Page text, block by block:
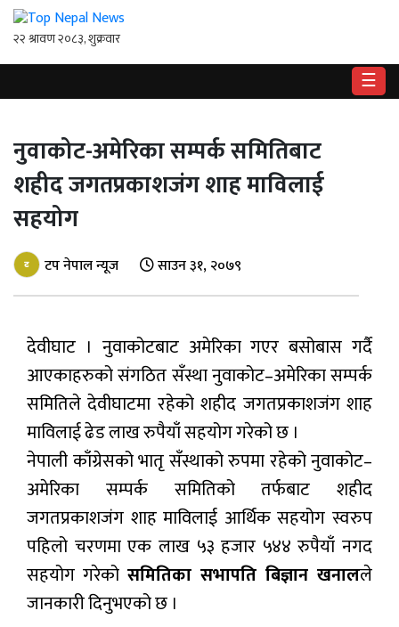
☰
गृहपृष्ठ
राष्ट्रिय
राजनीति
अर्थ
खेलकुद
बिचार
अन्तर्वाता
मनोरन्जन
प्रबास
देश
स्वास्थ्य
जापान
नुवाकोट-अमेरिका सम्पर्क समितिबाट
शहीद जगतप्रकाशजंग शाह माविलाई
सहयोग
टप नेपाल न्यूज साउन ३१, २०७९
देवीघाट । नुवाकोटबाट अमेरिका गएर बसोबास गर्दै
आएकाहरुको संगठित सँस्था नुवाकोट–अमेरिका सम्पर्क
समितिले देवीघाटमा रहेको शहीद जगतप्रकाशजंग शाह
माविलाई ढेड लाख रुपैयाँ सहयोग गरेको छ ।
नेपाली काँग्रेसको भातृ सँस्थाको रुपमा रहेको नुवाकोट–
अमेरिका सम्पर्क समितिको तर्फबाट शहीद
जगतप्रकाशजंग शाह माविलाई आर्थिक सहयोग स्वरुप
पहिलो चरणमा एक लाख ५३ हजार ५४४ रुपैयाँ नगद
सहयोग गरेको समितिका सभापति बिज्ञान खनालले
जानकारी दिनुभएको छ ।